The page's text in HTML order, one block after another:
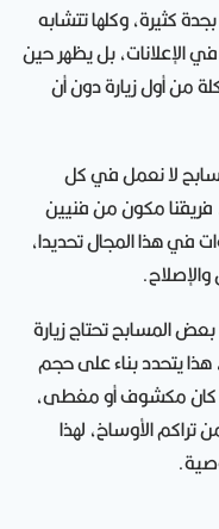
كثيرة، وكلها تتشابه
الإعلانات، بل يظهر حين
من أول زيارة دون أن
لا نعمل في كل
مكون من فنيين
في هذا المجال تحديدا،
المسابح تحتاج زيارة
هذا يتحدد بناء على حجم
كان مكشوف أو مغطى،
تراكم الأوساخ، لهذا